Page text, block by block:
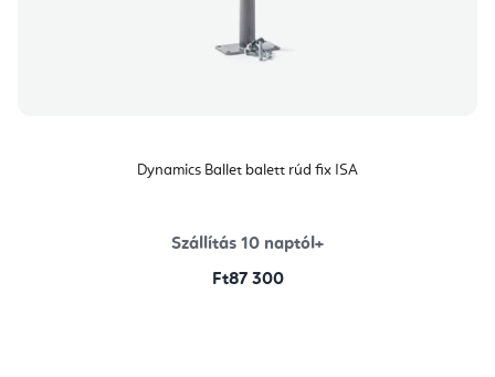
Dynamics Ballet balett rúd fix ISA
Szállítás 10 naptól+
Ft87 300